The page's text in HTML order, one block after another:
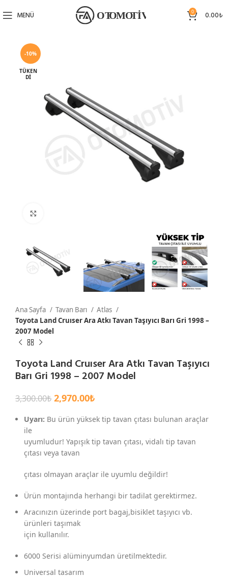
MENÜ 0 0.00₺
-10%
TÜKEN
DI
Ana Sayfa Tavan Barı
Atlas
Toyota Land Cruıser Ara Atkı Tavan Taşıyıcı Barı Gri 1998 –
2007 Model
Toyota Land Cruıser Ara Atkı Tavan Taşıyıcı
Barı Gri 1998 – 2007 Model
3,300.00₺ 2,970.00₺
Uyarı: Bu ürün yüksek tip tavan çıtası bulunan araçlar
ile
uyumludur! Yapışık tip tavan çıtası, vidalı tip tavan
çıtası veya tavan
çıtası olmayan araçlar ile uyumlu değildir!
Ürün montajında herhangi bir tadilat gerektirmez.
Aracınızın üzerinde port bagaj,bisiklet taşıyıcı vb.
ürünleri taşımak
için kullanılır.
6000 Serisi alüminyumdan üretilmektedir.
Universal tasarım